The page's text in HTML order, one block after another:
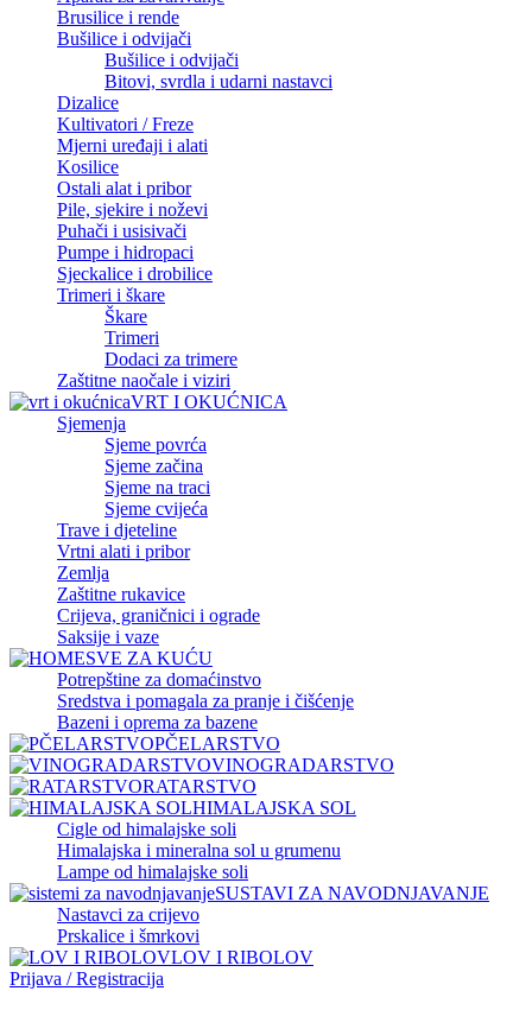
Brusilice i rende
Bušilice i odvijači
Bušilice i odvijači
Bitovi, svrdla i udarni nastavci
Dizalice
Kultivatori / Freze
Mjerni uređaji i alati
Kosilice
Ostali alat i pribor
Pile, sjekire i noževi
Puhači i usisivači
Pumpe i hidropaci
Sjeckalice i drobilice
Trimeri i škare
Škare
Trimeri
Dodaci za trimere
Zaštitne naočale i viziri
VRT I OKUĆNICA
Sjemenja
Sjeme povrća
Sjeme začina
Sjeme na traci
Sjeme cvijeća
Trave i djeteline
Vrtni alati i pribor
Zemlja
Zaštitne rukavice
Crijeva, graničnici i ograde
Saksije i vaze
SVE ZA KUĆU
Potrepštine za domaćinstvo
Sredstva i pomagala za pranje i čišćenje
Bazeni i oprema za bazene
PČELARSTVO
VINOGRADARSTVO
RATARSTVO
HIMALAJSKA SOL
Cigle od himalajske soli
Himalajska i mineralna sol u grumenu
Lampe od himalajske soli
SUSTAVI ZA NAVODNJAVANJE
Nastavci za crijevo
Prskalice i šmrkovi
LOV I RIBOLOV
Prijava / Registracija